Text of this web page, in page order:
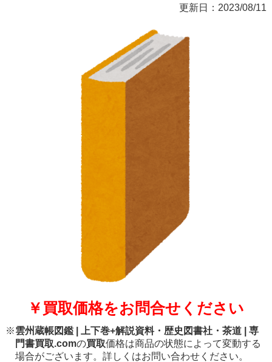
更新日：2023/08/11
￥買取価格をお問合せください
※雲州蔵帳図鑑 | 上下巻+解説資料・歴史図書社・茶道 | 専
門書買取.comの買取価格は商品の状態によって変動する
場合がございます。詳しくはお問い合わせください。